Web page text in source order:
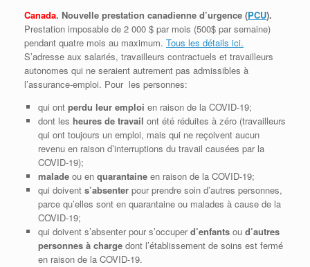
Canada. Nouvelle prestation canadienne d’urgence (PCU).
Prestation imposable de 2 000 $ par mois (500$ par semaine)
pendant quatre mois au maximum. Tous les détails ici.
S’adresse aux salariés, travailleurs contractuels et travailleurs
autonomes qui ne seraient autrement pas admissibles à
l’assurance-emploi. Pour les personnes:
qui ont perdu leur emploi en raison de la COVID-19;
dont les heures de travail ont été réduites à zéro (travailleurs
qui ont toujours un emploi, mais qui ne reçoivent aucun
revenu en raison d’interruptions du travail causées par la
COVID-19);
maladeou en quarantaineen raison de la COVID-19;
qui doivent s’absenter pour prendre soin d’autres personnes,
parce qu’elles sont en quarantaine ou malades à cause de la
COVID-19;
qui doivent s’absenter pour s’occuperd’enfants ou d’autres
personnes à chargedont l’établissement de soins est fermé
en raison de la COVID-19.